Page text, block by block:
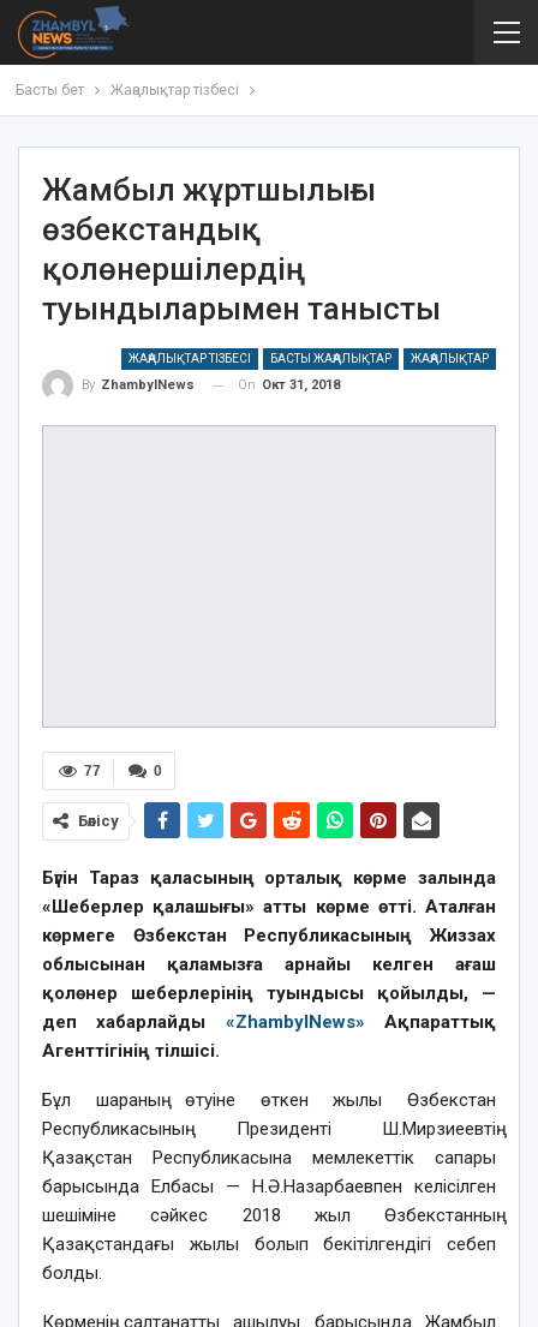
Басты бет Жаңалықтар тізбесі
Жамбыл жұртшылығы
өзбекстандық
қолөнершілердің
туындыларымен танысты
ЖАҢАЛЫҚТАР ТІЗБЕСІ БАСТЫ ЖАҢАЛЫҚТАР ЖАҢАЛЫҚТАР
By ZhambylNews On Окт 31, 2018
0
77
Бөлісу
Бүгін Тараз қаласының орталық көрме залында
«Шеберлер қалашығы» атты көрме өтті. Аталған
көрмеге Өзбекстан Республикасының Жиззах
облысынан қаламызға арнайы келген ағаш
қолөнер шеберлерінің туындысы қойылды, —
деп хабарлайды «ZhambylNews» Ақпараттық
Агенттігінің тілшісі.
Бұл шараның өтуіне өткен жылы Өзбекстан
Республикасының Президенті Ш.Мирзиеевтің
Қазақстан Республикасына мемлекеттік сапары
барысында Елбасы — Н.Ә.Назарбаевпен келісілген
шешіміне сәйкес 2018 жыл Өзбекстанның
Қазақстандағы жылы болып бекітілгендігі себеп
болды.
Көрменің салтанатты ашылуы барысында Жамбыл